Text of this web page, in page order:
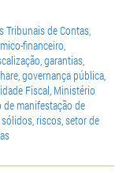
Tribunais de Contas,
financeiro,
,garantias,
,governança pública,
Fiscal, Ministério
manifestação de
, riscos,setor de